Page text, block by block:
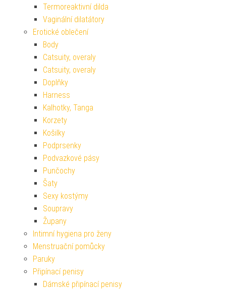
Termoreaktivní dilda
Vaginální dilatátory
Erotické oblečení
Body
Catsuity, overaly
Catsuity, overaly
Doplňky
Harness
Kalhotky, Tanga
Korzety
Košilky
Podprsenky
Podvazkové pásy
Punčochy
Šaty
Sexy kostýmy
Soupravy
Župany
Intimní hygiena pro ženy
Menstruační pomůcky
Paruky
Připínací penisy
Dámské připínací penisy